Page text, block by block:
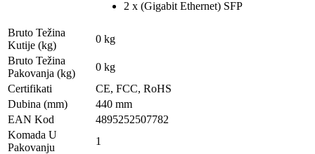
2 x (Gigabit Ethernet) SFP
Bruto Težina
Kutije (kg)
0 kg
Bruto Težina
Pakovanja (kg)
0 kg
Certifikati
CE, FCC, RoHS
Dubina (mm)
440 mm
EAN Kod
4895252507782
Komada U
Pakovanju
1